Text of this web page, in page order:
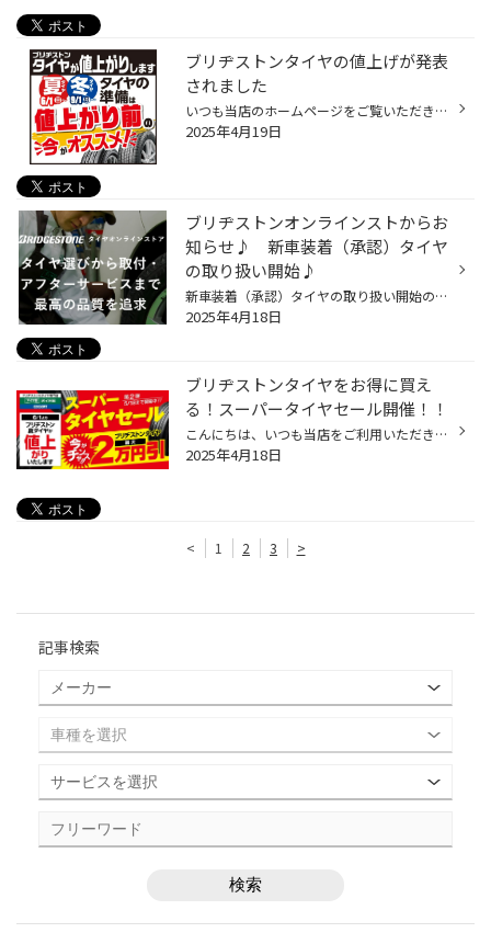
ブリヂストンタイヤの値上げが発表
されました
いつも当店のホームページをご覧いただきありがとうございます。 ブリヂストンタイヤの値上げについてご案内いたします 株式会社ブリヂストンは、国内市販用タイヤのメーカー出荷価格の値上げを決定いたしました。 近年、タイヤ原材料価格の高騰に加え、国内の社会、経済情勢に伴い物流コストが上昇...
2025年4月19日
ブリヂストンオンラインストからお
知らせ♪ 新車装着（承認）タイヤ
の取り扱い開始♪
新車装着（承認）タイヤの取り扱い開始のお知らせ この度ブリヂストン タイヤオン♪インストアでは、新車装着（承認）タイヤの取り扱いを開始いたします。 掲載商品は順次拡充を予定しております。 新車装着タイヤをお探しの方は、ぜひご確認ください。 詳細は新車装着タイヤ一覧ページをご覧くださ...
2025年4月18日
ブリヂストンタイヤをお得に買え
る！スーパータイヤセール開催！！
こんにちは、いつも当店をご利用いただきましてありがとうございます。 コクピット・タイヤ館では、ブリヂストンタイヤをお得に買える！スーパータイヤセールを開催いたします！ ブリヂストンのタイヤを4本ご購入で最大20,000OFF！ タイヤをお得にご購入頂けるチャンスです！ 夏タイヤの交換やスタ...
2025年4月18日
< 1 2 3 >
記事検索